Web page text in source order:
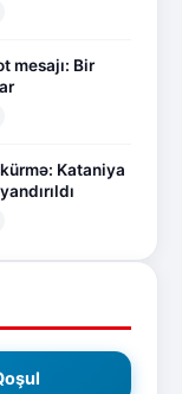
mesajı: Bir
Kataniya